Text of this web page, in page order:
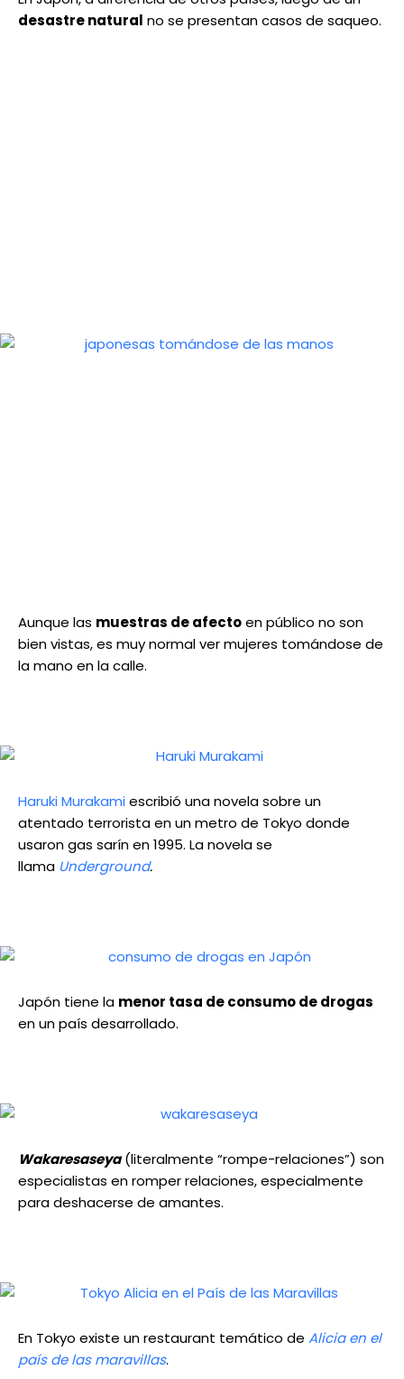
desastre natural no se presentan casos de saqueo.
Aunque las muestras de afectoen público no son
bien vistas, es muy normal ver mujeres tomándose de
la mano en la calle.
Haruki Murakamiescribió una novela sobre un
atentado terrorista en un metro de Tokyo donde
usaron gas sarín en 1995. La novela se
llama Underground.
Japón tiene la menor tasa de consumo de drogas
en un país desarrollado.
Wakaresaseya (literalmente “rompe-relaciones”) son
especialistas en romper relaciones, especialmente
para deshacerse de amantes.
En Tokyo existe un restaurant temático de Alicia en el
país de las maravillas.